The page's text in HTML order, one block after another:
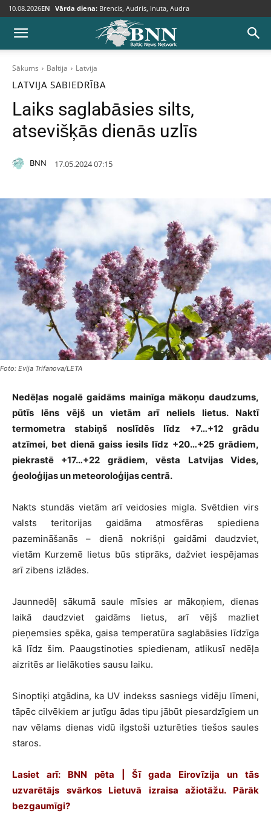
10.08.2026EN Vārda diena: Brencis, Audris, Inuta, Audra
Sākums Baltija Latvija
LATVIJA SABIEDRĪBA
Laiks saglabāsies silts,
atsevišķās dienās uzlīs
BNN 17.05.2024 07:15
Foto: Evija Trifanova/LETA
Nedēļas nogalē gaidāms mainīga mākoņu daudzums,
pūtīs lēns vējš un vietām arī neliels lietus. Naktī
termometra stabiņš noslīdēs līdz +7…+12 grādu
atzīmei, bet dienā gaiss iesils līdz +20…+25 grādiem,
piekrastē +17…+22 grādiem, vēsta Latvijas Vides,
ģeoloģijas un meteoroloģijas centrā.
Nakts stundās vietām arī veidosies migla. Svētdien virs
valsts teritorijas gaidāma atmosfēras spiediena
pazemināšanās – dienā nokrišņi gaidāmi daudzviet,
vietām Kurzemē lietus būs stiprāks, dažviet iespējamas
arī zibens izlādes.
Jaunnedēļ sākumā saule mīsies ar mākoņiem, dienas
laikā daudzviet gaidāms lietus, arī vējš mazliet
pieņemsies spēka, gaisa temperatūra saglabāsies līdzīga
kā līdz šim. Paaugstinoties spiedienam, atlikusī nedēļa
aizritēs ar lielākoties sausu laiku.
Sinoptiķi atgādina, ka UV indekss sasniegs vidēju līmeni,
tāpēc cilvēkiem ar jutīgu ādas tipu jābūt piesardzīgiem un
nav vēlams dienas vidū ilgstoši uzturēties tiešos saules
staros.
Lasiet arī: BNN pēta | Šī gada Eirovīzija un tās
uzvarētājs svārkos Lietuvā izraisa ažiotāžu. Pārāk
bezgaumīgi?